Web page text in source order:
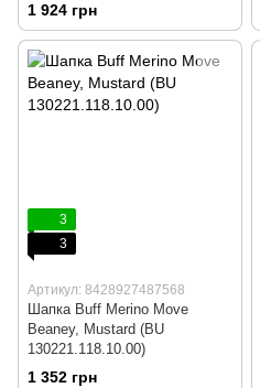
1 924 грн
3
3
Артикул: 8428927487568
Шапка Buff Merino Move
Beaney, Mustard (BU
130221.118.10.00)
1 352 грн